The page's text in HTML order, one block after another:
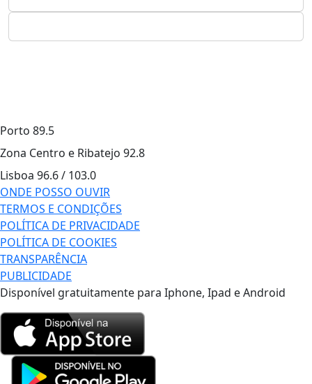
Porto 89.5
Zona Centro e Ribatejo 92.8
Lisboa 96.6 / 103.0
ONDE POSSO OUVIR
TERMOS E CONDIÇÕES
POLÍTICA DE PRIVACIDADE
POLÍTICA DE COOKIES
TRANSPARÊNCIA
PUBLICIDADE
Disponível gratuitamente para Iphone, Ipad e Android